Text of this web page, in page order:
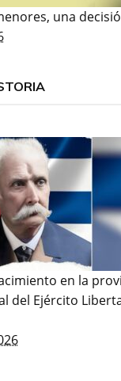
una
en la
del Ejército